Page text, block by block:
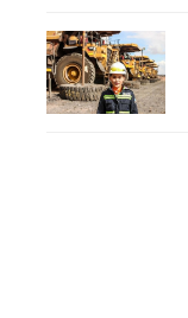
2026/06/16, 12:56